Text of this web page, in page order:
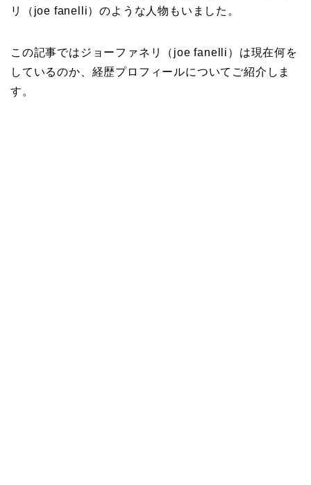
リ（joe fanelli）のような人物もいました。
この記事ではジョーファネリ（joe fanelli）は現在何を
しているのか、経歴プロフィールについてご紹介しま
す。